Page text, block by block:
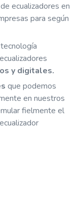
ecualizadores en
para según
y digitales.
que podemos
en nuestros
fielmente el